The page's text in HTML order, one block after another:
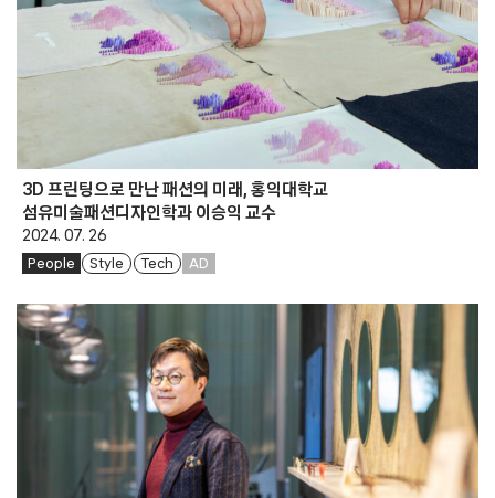
3D 프린팅으로 만난 패션의 미래, 홍익대학교
섬유미술패션디자인학과 이승익 교수
2024. 07. 26
People Style Tech AD